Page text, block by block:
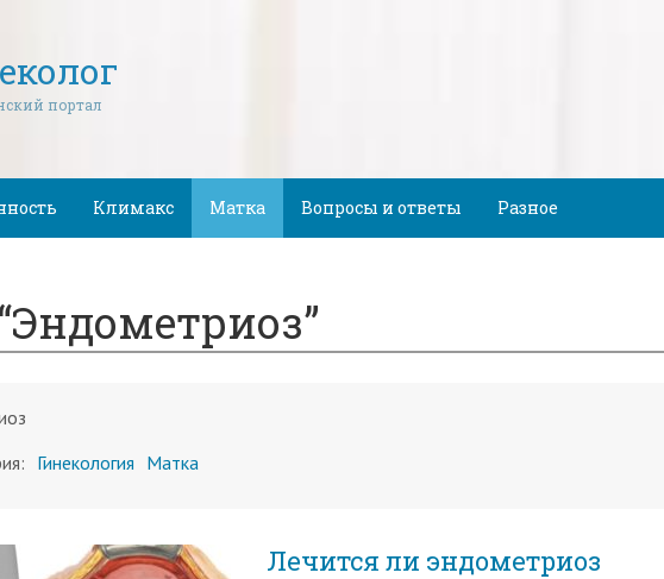
портал
Климакс Матка Вопросы и ответы Разное
Гинекология Матка
Лечится ли эндометриоз